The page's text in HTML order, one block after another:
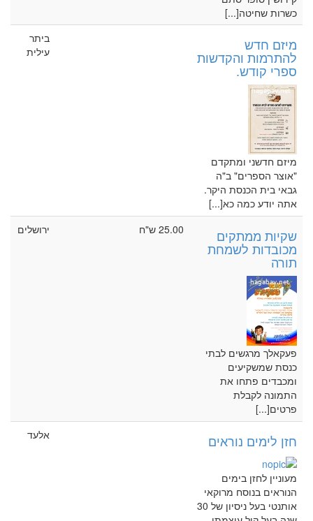
כשרות שחיטה[...]
מיזם חדש
להתרמות והקדשות
ספרי קודש.
מיזם חדשני ומתקדם
"אוצר הספרים" ב"ה
גבאי בית הכנסת היקר.
אתה יודע כמה כא[...]
ביתר
עילית
שקיות ממתקים
מכובדות לשמחת
תורה
פעקאלך מרגשים לבתי
כנסת שמשקיעים
ומכבדים פתחו את
התמונה לקבלת
פרטים[...]
25.00 ש"ח ירושלים
חזן לימים נוראים
מעוניין לחזן בימים
הנוראים בנוסח מרוקאי
אותנטי בעל ניסיון של 30
אלעד